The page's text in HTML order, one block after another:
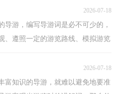
2026-07-18
导游，编写导游词是必不可少的，
、遵照一定的游览路线、模拟游览
2026-07-18
富知识的导游，就难以避免地要准